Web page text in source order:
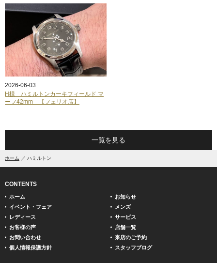
2026-06-03
H様 ハミルトンカーキフィールド マ
ーフ42mm 【フェリオ店】
一覧を見る
ホーム ハミルトン
CONTENTS
ホーム
お知らせ
イベント・フェア
メンズ
レディース
サービス
お客様の声
店舗一覧
お問い合わせ
来店のご予約
個人情報保護方針
スタッフブログ